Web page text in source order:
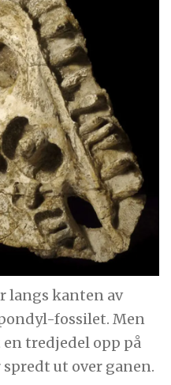
langs kanten av
fossilet. Men
tredjedel opp på
ut over ganen.